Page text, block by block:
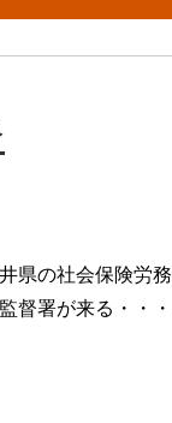
県の社会保険
督署が来る・・